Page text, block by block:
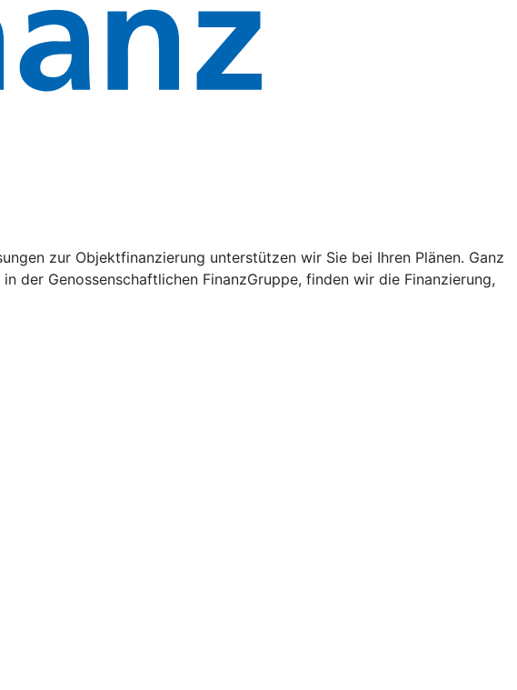
zur Objektfinanzierung unterstützen wir Sie bei Ihren Plänen. Ganz
der Genossenschaftlichen FinanzGruppe, finden wir die Finanzierung,